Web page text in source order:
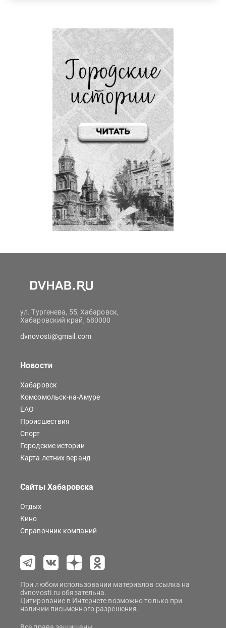
ул. Тургенева, 55, Хабаровск,
Хабаровский край, 680000
dvnovosti@gmail.com
Новости
Хабаровск
Комсомольск-на-Амуре
ЕАО
Происшествия
Спорт
Городские истории
Карта летних веранд
Сайты Хабаровска
Отдых
Кино
Справочник компаний
При любом использовании материалов ссылка на
dvnovosti.ru обязательна.
Цитирование в Интернете возможно только при
наличии письменного разрешения.